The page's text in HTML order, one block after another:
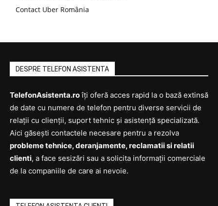
Contact Uber România
DESPRE TELEFON ASISTENTA
TelefonAsistenta.roîți oferă acces rapid la o bază extinsă
de date cu numere de telefon pentru diverse servicii de
relații cu clienții, suport tehnic și asistență specializată.
Aici găsești contactele necesare pentru a rezolva
probleme tehnice, deranjamente, reclamatii si relatii
clienti, a face sesizări sau a solicita informații comerciale
de la companiile de care ai nevoie.